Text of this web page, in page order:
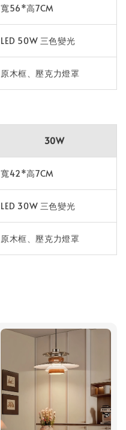
寬56*高7CM
LED 50W 三色變光
原木框、壓克力燈罩
30W
寬42*高7CM
LED 30W 三色變光
原木框、壓克力燈罩